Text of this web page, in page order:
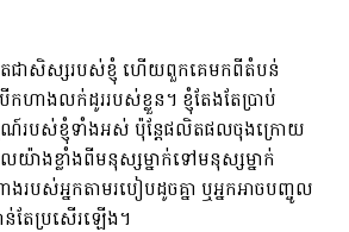
ែ​ជា​សិស្ស​របស់​ខ្ញុំ ហើយ​ពួក​គេ​មក​ពី​តំបន់​
ក​ហាង​លក់​ដូរ​របស់​ខ្លួន។ ខ្ញុំតែងតែប្រាប់
ណ៍របស់ខ្ញុំទាំងអស់ ប៉ុន្តែផលិតផលចុងក្រោយ
យ៉ាងខ្លាំងពីមនុស្សម្នាក់ទៅមនុស្សម្នាក់
របស់អ្នកតាមរបៀបដូចគ្នា ឬអ្នកអាចបញ្ចូល
ាន់តែប្រសើរឡើង។